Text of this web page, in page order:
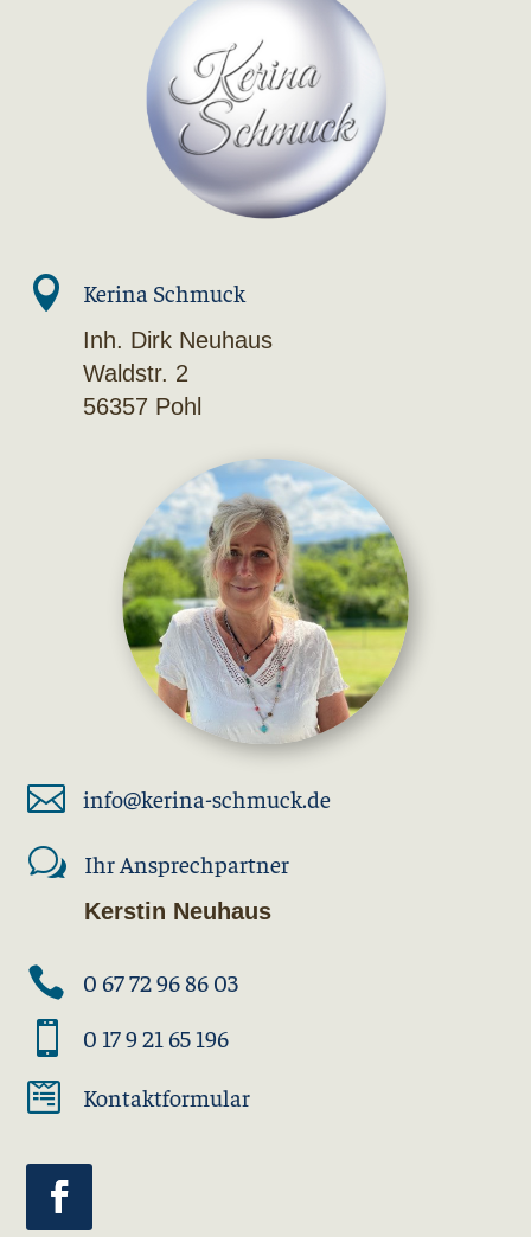
 Kerina Schmuck
Inh. Dirk Neuhaus
Waldstr. 2
56357 Pohl
 info@kerina-schmuck.de
w Ihr Ansprechpartner
Kerstin Neuhaus
 0 67 72 96 86 03
 0 17 9 21 65 196
 Kontaktformular